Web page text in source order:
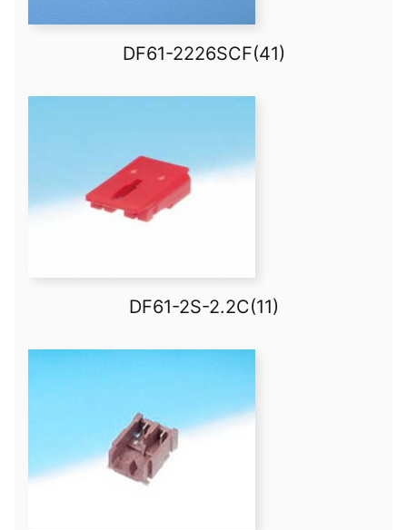
DF61-2226SCF(41)
DF61-2S-2.2C(11)